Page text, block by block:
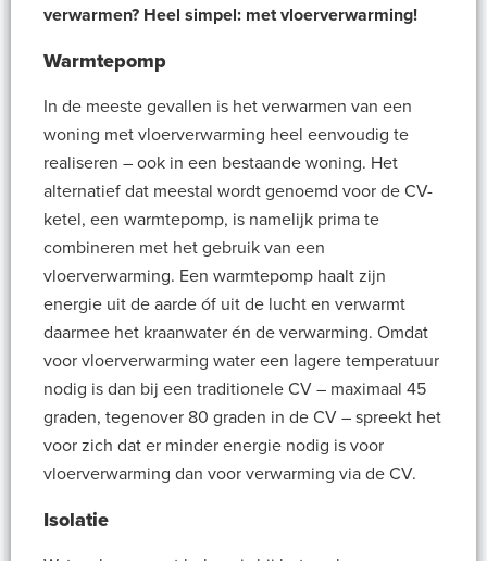
verwarmen? Heel simpel: met vloerverwarming!
Warmtepomp
In de meeste gevallen is het verwarmen van een
woning met vloerverwarming heel eenvoudig te
realiseren – ook in een bestaande woning. Het
alternatief dat meestal wordt genoemd voor de CV-
ketel, een warmtepomp, is namelijk prima te
combineren met het gebruik van een
vloerverwarming. Een warmtepomp haalt zijn
energie uit de aarde óf uit de lucht en verwarmt
daarmee het kraanwater én de verwarming. Omdat
voor vloerverwarming water een lagere temperatuur
nodig is dan bij een traditionele CV – maximaal 45
graden, tegenover 80 graden in de CV – spreekt het
voor zich dat er minder energie nodig is voor
vloerverwarming dan voor verwarming via de CV.
Isolatie